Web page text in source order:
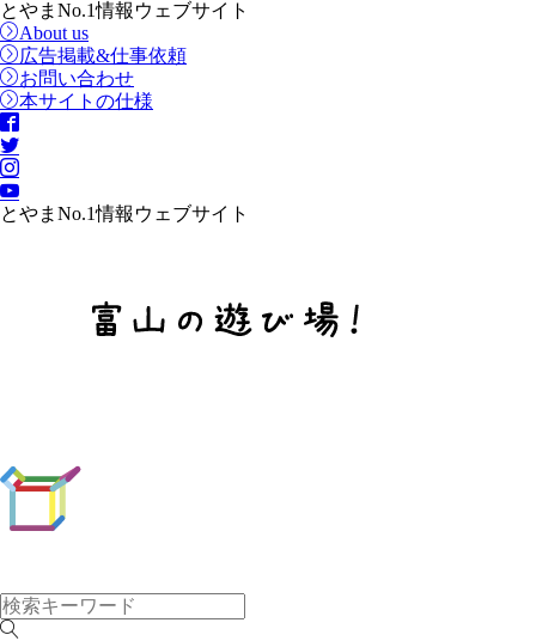
とやまNo.1情報ウェブサイト
About us
広告掲載&仕事依頼
お問い合わせ
本サイトの仕様
とやまNo.1情報ウェブサイト